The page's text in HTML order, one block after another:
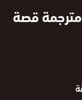
مسلسل الصيف الاخير الحلقة 3 مترجمة قصة